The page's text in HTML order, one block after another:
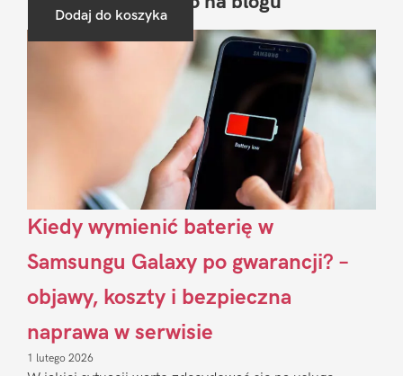
Dodaj do koszyka
Pierwszy
Sidebar
Kiedy wymienić baterię w
Samsungu Galaxy po gwarancji? –
objawy, koszty i bezpieczna
naprawa w serwisie
1 lutego 2026